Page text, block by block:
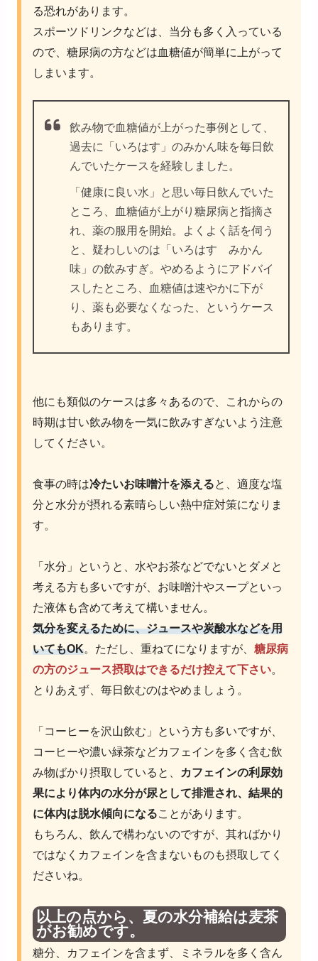
る恐れがあります。
スポーツドリンクなどは、当分も多く入っている
ので、糖尿病の方などは血糖値が簡単に上がって
しまいます。
飲み物で血糖値が上がった事例として、
過去に「いろはす」のみかん味を毎日飲
んでいたケースを経験しました。
「健康に良い水」と思い毎日飲んでいた
ところ、血糖値が上がり糖尿病と指摘さ
れ、薬の服用を開始。よくよく話を伺う
と、疑わしいのは「いろはす みかん
味」の飲みすぎ。やめるようにアドバイ
スしたところ、血糖値は速やかに下が
り、薬も必要なくなった、というケース
もあります。
他にも類似のケースは多々あるので、これからの
時期は甘い飲み物を一気に飲みすぎないよう注意
してください。
食事の時は冷たいお味噌汁を添えると、適度な塩
分と水分が摂れる素晴らしい熱中症対策になりま
す。
「水分」というと、水やお茶などでないとダメと
考える方も多いですが、お味噌汁やスープといっ
た液体も含めて考えて構いません。
気分を変えるために、ジュースや炭酸水などを用
いてもOK。ただし、重ねてになりますが、 糖尿病
の方のジュース摂取はできるだけ控えて下さい。
とりあえず、毎日飲むのはやめましょう。
「コーヒーを沢山飲む」という方も多いですが、
コーヒーや濃い緑茶などカフェインを多く含む飲
み物ばかり摂取していると、
カフェインの利尿効
果により体内の水分が尿として排泄され、結果的
に体内は脱水傾向になることがあります。
もちろん、飲んで構わないのですが、其ればかり
ではなくカフェインを含まないものも摂取してく
ださいね。
以上の点から、 夏の水分補給は麦茶
がお勧めです。
糖分、カフェインを含まず、ミネラルを多く含ん